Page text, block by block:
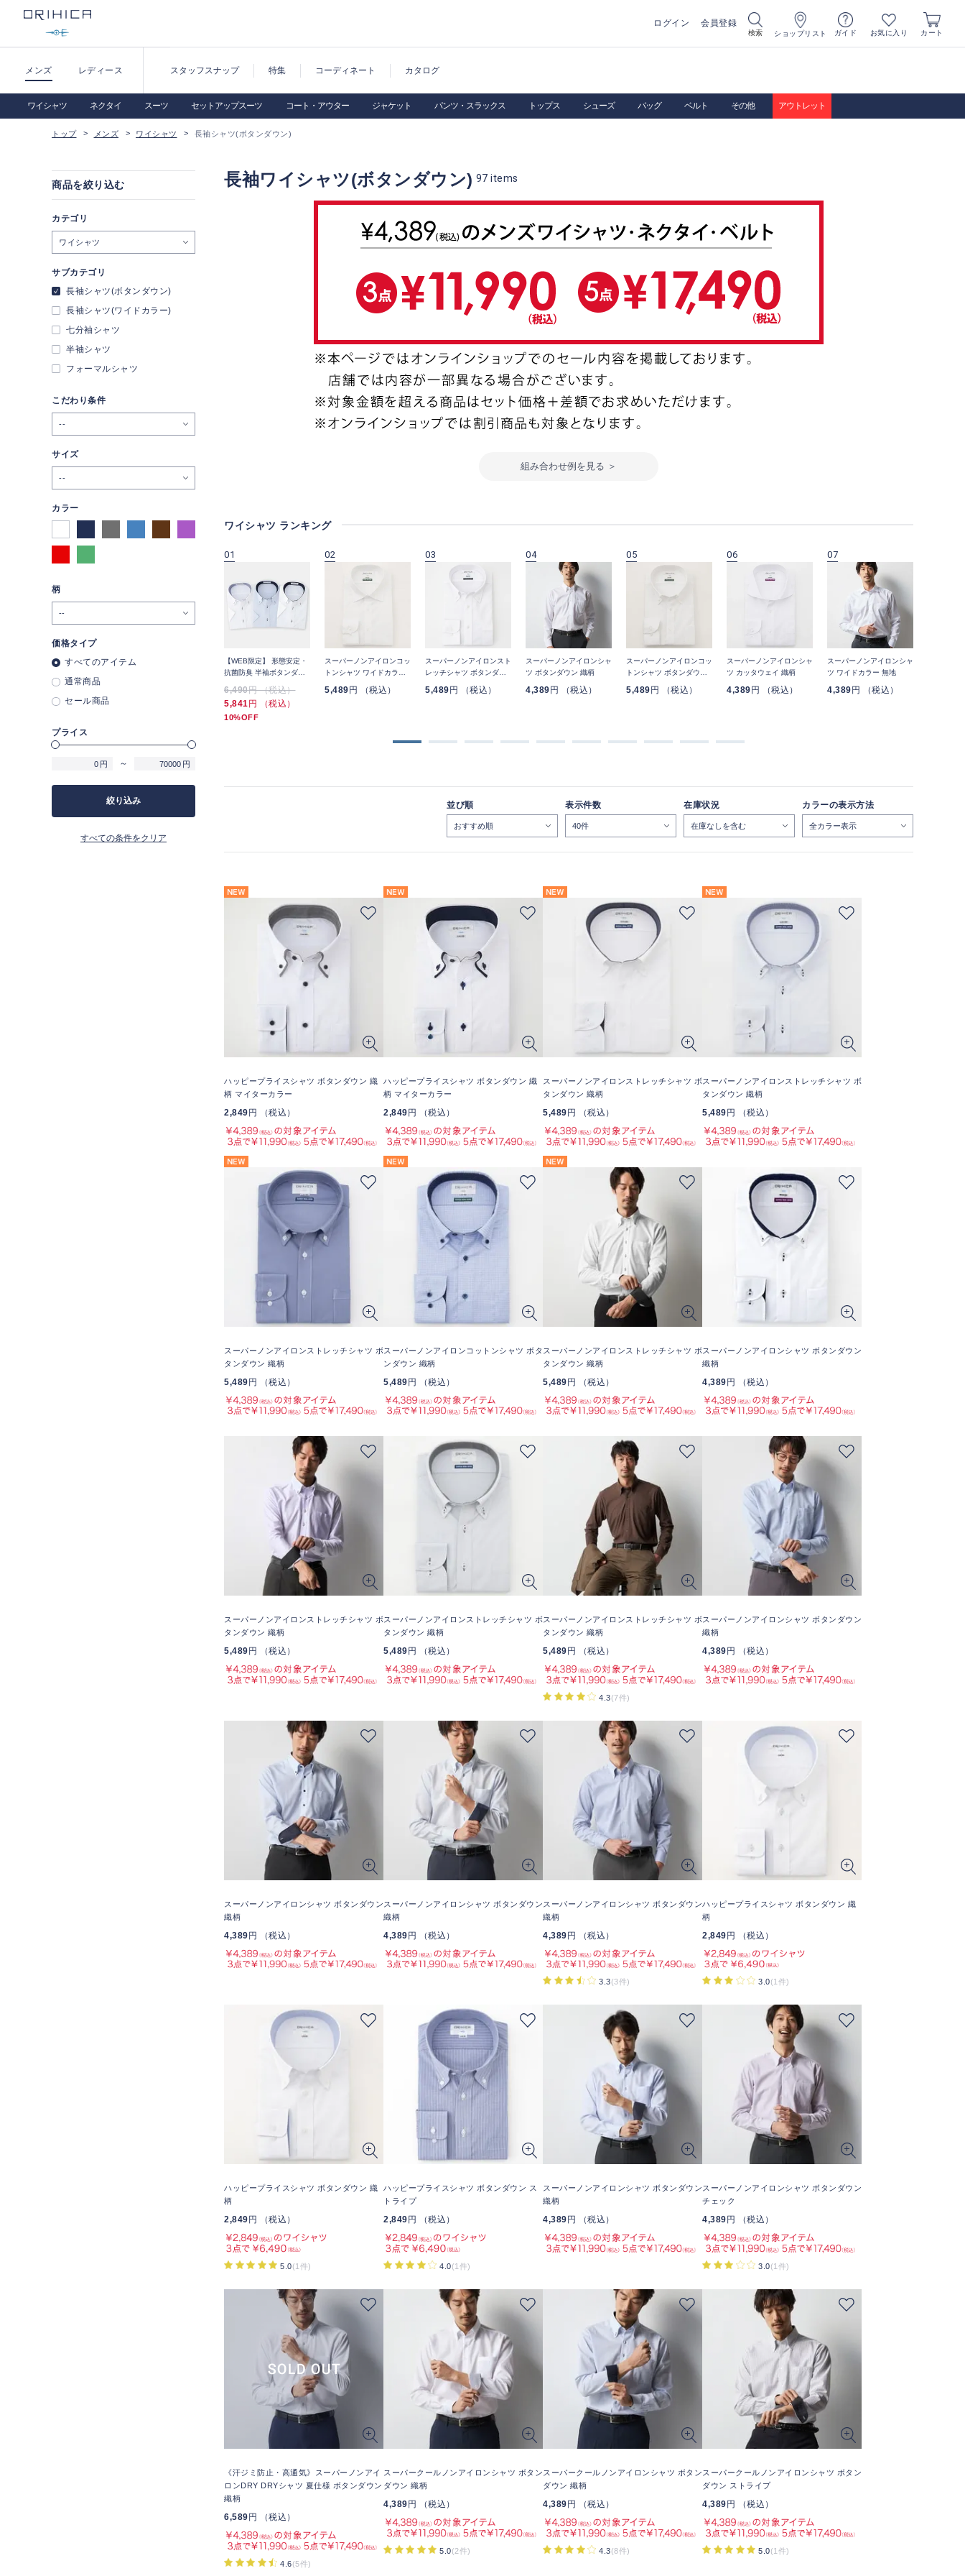
ログイン 会員登録
検索 ショップリスト ガイド お気に入り カート
メンズ レディース スタッフスナップ 特集 コーディネート カタログ
ワイシャツ ネクタイ スーツ セットアップスーツ コート・アウター ジャケット パンツ・スラックス トップス シューズ バッグ ベルト その他 アウトレット
トップ メンズ ワイシャツ 長袖シャツ(ボタンダウン)
長袖ワイシャツ(ボタンダウン) 97 items
組み合わせ例を見る ＞
ワイシャツ ランキング
スーパーノンアイロンスト
スーパーノンアイロンスト
01
【WEB限定】 形態安定・
抗菌防臭 半袖ボタンダウ
6,490円 （税込）
5,841 円 （税込）
10%OFF
02
スーパーノンアイロンコッ
トンシャツ ワイドカラー
5,489 円 （税込）
03
スーパーノンアイロンスト
レッチシャツ ボタンダウ
5,489 円 （税込）
04
スーパーノンアイロンシャ
ツ ボタンダウン 織柄
4,389 円 （税込）
05
スーパーノンアイロンコッ
トンシャツ ボタンダウン
5,489 円 （税込）
06
スーパーノンアイロンシャ
ツ カッタウェイ 織柄
4,389 円 （税込）
07
スーパーノンアイロンシャ
ツ ワイドカラー 無地
4,389 円 （税込）
並び順 表示件数 在庫状況 カラーの表示方法
ハッピープライスシャツ ボタンダウン 織
柄 マイターカラー
2,849 円 （税込）
ハッピープライスシャツ ボタンダウン 織
柄 マイターカラー
2,849 円 （税込）
スーパーノンアイロンストレッチシャツ ボ
タンダウン 織柄
5,489 円 （税込）
スーパーノンアイロンストレッチシャツ ボ
タンダウン 織柄
5,489 円 （税込）
スーパーノンアイロンストレッチシャツ ボ
タンダウン 織柄
5,489円 （税込）
スーパーノンアイロンコットンシャツ ボタ
ンダウン 織柄
5,489円 （税込）
スーパーノンアイロンストレッチシャツ ボ
タンダウン 織柄
5,489円 （税込）
スーパーノンアイロンシャツ ボタンダウン
織柄
4,389円 （税込）
スーパーノンアイロンストレッチシャツ ボ
タンダウン 織柄
5,489 円 （税込）
スーパーノンアイロンストレッチシャツ ボ
タンダウン 織柄
5,489 円 （税込）
スーパーノンアイロンストレッチシャツ ボ
タンダウン 織柄
5,489 円 （税込）
4.3(7件)
スーパーノンアイロンシャツ ボタンダウン
織柄
4,389 円 （税込）
スーパーノンアイロンシャツ ボタンダウン
織柄
4,389円 （税込）
スーパーノンアイロンシャツ ボタンダウン
織柄
4,389円 （税込）
スーパーノンアイロンシャツ ボタンダウン
織柄
4,389円 （税込）
3.3(3件)
ハッピープライスシャツ ボタンダウン 織
柄
2,849円 （税込）
3.0(1件)
ハッピープライスシャツ ボタンダウン 織
柄
2,849 円 （税込）
5.0(1件)
ハッピープライスシャツ ボタンダウン ス
トライプ
2,849 円 （税込）
4.0(1件)
スーパーノンアイロンシャツ ボタンダウン
織柄
4,389 円 （税込）
スーパーノンアイロンシャツ ボタンダウン
チェック
4,389 円 （税込）
3.0(1件)
《汗ジミ防止・高通気》スーパーノンアイ
ロンDRY DRYシャツ 夏仕様 ボタンダウン
織柄
6,589 円 （税込）
4.6(5件)
スーパークールノンアイロンシャツ ボタン
ダウン 織柄
4,389 円 （税込）
5.0(2件)
スーパークールノンアイロンシャツ ボタン
ダウン 織柄
4,389 円 （税込）
4.3(8件)
スーパークールノンアイロンシャツ ボタン
ダウン ストライプ
4,389 円 （税込）
5.0(1件)
商品を絞り込む
カテゴリ
ワイシャツ
サブカテゴリ
長袖シャツ(ボタンダウン)
長袖シャツ(ワイドカラー)
七分袖シャツ
半袖シャツ
フォーマルシャツ
こだわり条件
--
サイズ
--
カラー
柄
価格タイプ
すべてのアイテム
通常商品
セール商品
プライス
円 ～ 円
絞り込み
すべての条件をクリア